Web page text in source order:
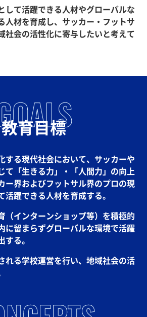
して活躍できる人材やグローバルな
人材を育成し、サッカー・フットサ
社会の活性化に寄与したいと考えて
教育目標
する現代社会において、サッカーや
て「生きる力」・「人間力」の向上
ー界およびフットサル界のプロの現
活躍できる人材を育成する。
（インターンショップ等）を積極的
に留まらずグローバルな環境で活躍
る。
れる学校運営を行い、地域社会の活